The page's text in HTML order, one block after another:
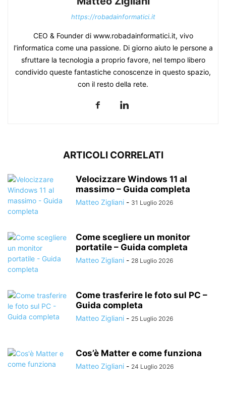
https://robadainformatici.it
CEO & Founder di www.robadainformatici.it, vivo
l'informatica come una passione. Di giorno aiuto le persone a
sfruttare la tecnologia a proprio favore, nel tempo libero
condivido queste fantastiche conoscenze in questo spazio,
con il resto della rete.
ARTICOLI CORRELATI
Velocizzare Windows 11 al
massimo – Guida completa
Matteo Zigliani - 31 Luglio 2026
Come scegliere un monitor
portatile – Guida completa
Matteo Zigliani - 28 Luglio 2026
Come trasferire le foto sul PC –
Guida completa
Matteo Zigliani - 25 Luglio 2026
Cos’è Matter e come funziona
Matteo Zigliani - 24 Luglio 2026